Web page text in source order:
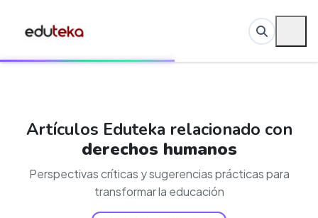
Artículos Eduteka relacionado con
derechos humanos
Perspectivas críticas y sugerencias prácticas para
transformar la educación